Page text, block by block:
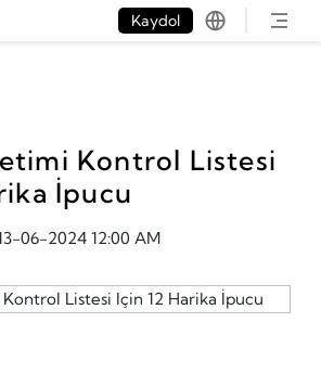
Kaydol
Kontrol Listesi
İpucu
06-2024 12:00 AM